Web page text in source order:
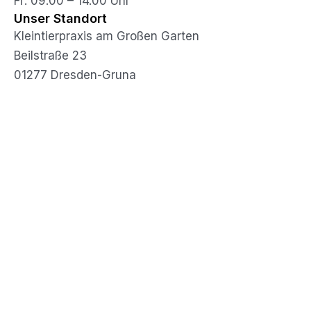
Unser Standort
Kleintierpraxis am Großen Garten
Beilstraße 23
01277 Dresden-Gruna